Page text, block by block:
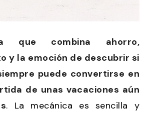
que combina ahorro,
y la emoción de descubrir si
puede convertirse en
de unas vacaciones aún
. La mecánica es sencilla y